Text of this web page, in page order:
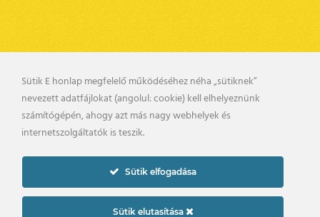
BELSŐ VISSZAÉLÉS BEJELENTÉSI RENDSZER
KAPCSOLAT
UTÁNPÓTLÁS
PÁLYARENDSZABÁLYOK
ADATKEZELÉSI TÁJÉKOZTATÓ
2019. © gyirmotfc.hu
Sütik E honlap megfelelő működéséhez néha „sütiknek”
nevezett adatfájlokat (angolul: cookie) kell elhelyeznünk
számítógépén, ahogy azt más nagy webhelyek és
internetszolgáltatók is teszik.
Sütik elfogadása
Sütik elutasítása